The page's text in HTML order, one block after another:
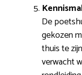
De
gekozen
thuis te
verwacht